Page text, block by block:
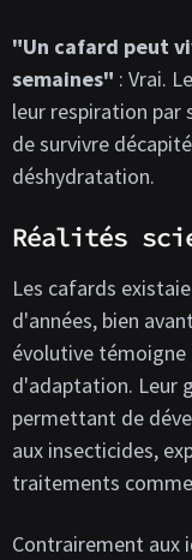
"Un cafard peut
semaines" : Vrai.
leur respiration
de survivre
déshydratation.
Réalités
Les cafards
d'années, bien
évolutive
d'adaptation. Leur
permettant de
aux insecticides,
traitements
Contrairement aux